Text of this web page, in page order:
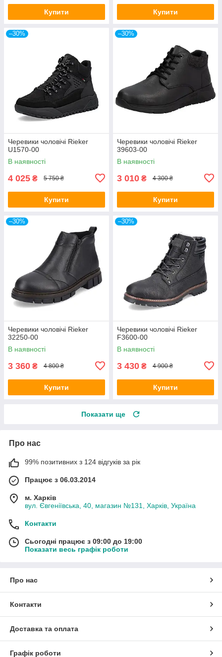
Купити Купити
–30%
Черевики чоловічі Rieker
U1570-00
В наявності
4 025 ₴ 5 750 ₴
Купити
–30%
Черевики чоловічі Rieker
39603-00
В наявності
3 010 ₴ 4 300 ₴
Купити
–30%
Черевики чоловічі Rieker
32250-00
В наявності
3 360 ₴ 4 800 ₴
Купити
–30%
Черевики чоловічі Rieker
F3600-00
В наявності
3 430 ₴ 4 900 ₴
Купити
Показати ще
Про нас
99% позитивних з 124 відгуків за рік
Працює з 06.03.2014
м. Харків
вул. Євгеніївська, 40, магазин №131, Харків, Україна
Контакти
Сьогодні працює з 09:00 до 19:00
Показати весь графік роботи
Про нас
Контакти
Доставка та оплата
Графік роботи